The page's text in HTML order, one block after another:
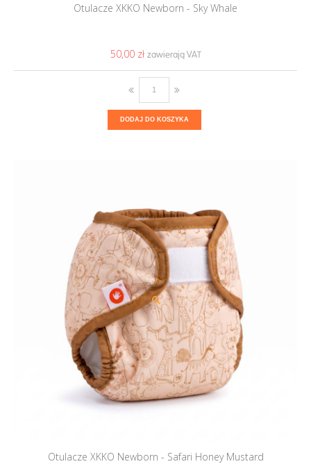
Otulacze XKKO Newborn - Sky Whale
50,00 ‎zł
DODAJ DO KOSZYKA
Otulacze XKKO Newborn - Safari Honey Mustard